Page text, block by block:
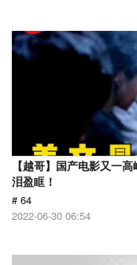
【越哥】国产电影又一
泪盈眶！
# 64
2022-06-30 06:54